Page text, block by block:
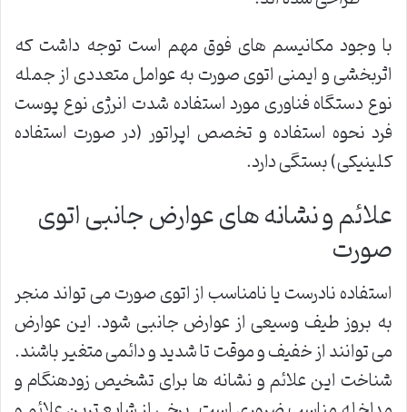
با وجود مکانیسم های فوق مهم است توجه داشت که
اثربخشی و ایمنی اتوی صورت به عوامل متعددی از جمله
نوع دستگاه فناوری مورد استفاده شدت انرژی نوع پوست
فرد نحوه استفاده و تخصص اپراتور (در صورت استفاده
کلینیکی) بستگی دارد.
علائم و نشانه های عوارض جانبی اتوی
صورت
استفاده نادرست یا نامناسب از اتوی صورت می تواند منجر
به بروز طیف وسیعی از عوارض جانبی شود. این عوارض
می توانند از خفیف و موقت تا شدید و دائمی متغیر باشند.
شناخت این علائم و نشانه ها برای تشخیص زودهنگام و